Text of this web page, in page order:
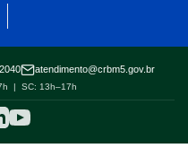
atendimento@crbm5.gov.br
| SC: 13h–17h